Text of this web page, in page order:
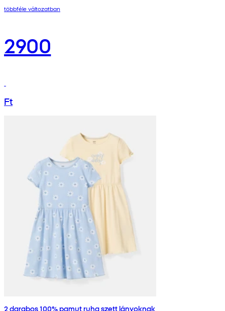
többféle változatban
2900
Ft
2 darabos 100% pamut ruha szett lányoknak